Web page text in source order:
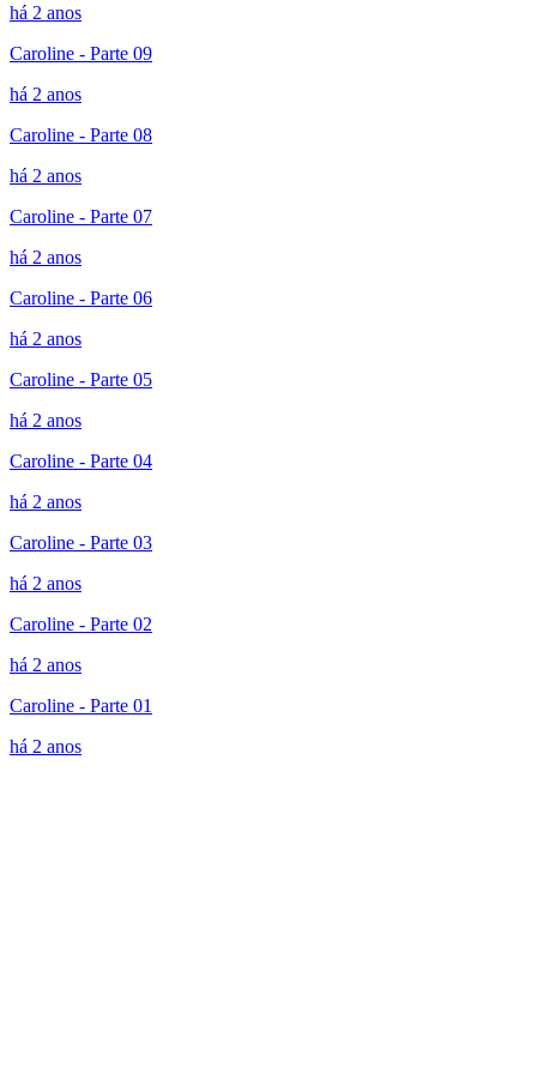
há 2 anos
Caroline - Parte 09
há 2 anos
Caroline - Parte 08
há 2 anos
Caroline - Parte 07
há 2 anos
Caroline - Parte 06
há 2 anos
Caroline - Parte 05
há 2 anos
Caroline - Parte 04
há 2 anos
Caroline - Parte 03
há 2 anos
Caroline - Parte 02
há 2 anos
Caroline - Parte 01
há 2 anos